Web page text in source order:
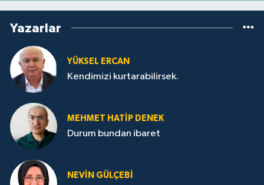
Yazarlar
YÜKSEL ERCAN
Kendimizi kurtarabilirsek.
MEHMET HATİP DENEK
Durum bundan ibaret
NEVİN GÜLÇEBİ